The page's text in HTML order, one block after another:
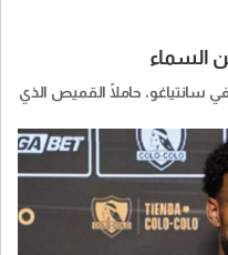
السماء
حاملًا القميص الذي